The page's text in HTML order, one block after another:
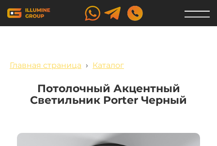
Главная страница › Каталог
Потолочный Акцентный
Светильник Porter Черный